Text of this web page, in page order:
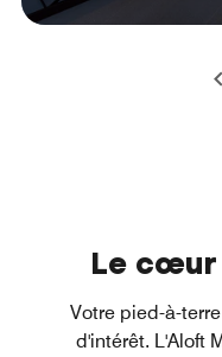
Le
Votre pied-à-
d'intérêt. L'Aloft